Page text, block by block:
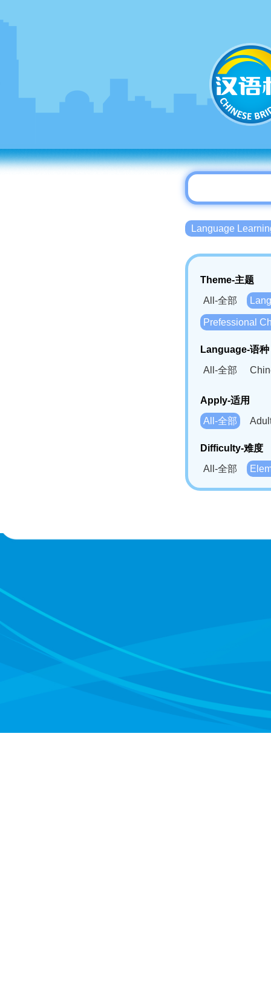
Language
Theme-主题
All-全部
Prefessional
Language-语种
All-全部
Bahasa
Swahili(SW)-
Apply-适用
All-全部
Difficulty-难度
All-全部